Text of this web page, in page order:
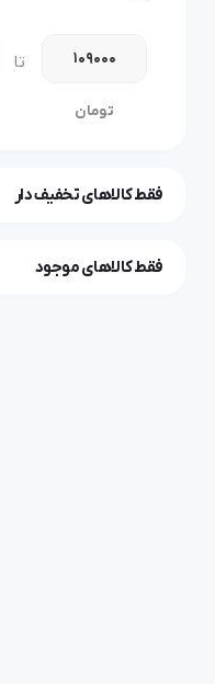
تومان
تا
فقط کالاهای تخفیف دار
فقط کالاهای موجود